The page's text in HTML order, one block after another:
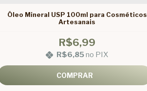
Óleo Mineral USP 100ml para Cosméticos
Artesanais
R$6,99
R$6,85no PIX
COMPRAR